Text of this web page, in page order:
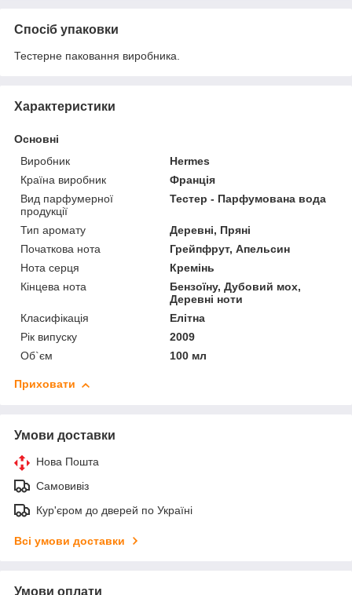
Спосіб упаковки
Тестерне паковання виробника.
Характеристики
Основні
Виробник
Hermes
Країна виробник
Франція
Вид парфумерної
продукції
Тестер - Парфумована вода
Тип аромату
Деревні, Пряні
Початкова нота
Грейпфрут, Апельсин
Нота серця
Кремінь
Кінцева нота
Бензоїну, Дубовий мох,
Деревні ноти
Класифікація
Елітна
Рік випуску
2009
Об`єм
100 мл
Приховати
Умови доставки
Нова Пошта
Самовивіз
Кур'єром до дверей по Україні
Всі умови доставки
Умови оплати